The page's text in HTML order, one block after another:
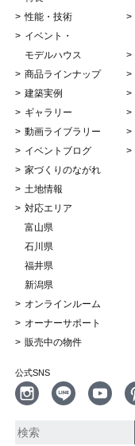
性能・技術
イベント・
モデルハウス
商品ラインナップ
建築実例
ギャラリー
動画ライブラリー
イベントブログ
家づくりのながれ
土地情報
対応エリア
富山県
石川県
福井県
新潟県
オンラインルーム
オーナーサポート
販売中の物件
公式SNS